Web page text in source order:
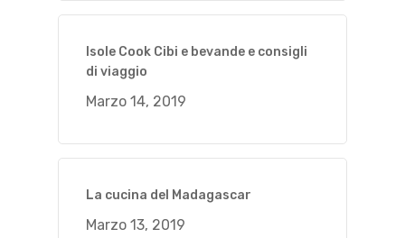
Isole Cook Cibi e bevande e consigli
di viaggio
Marzo 14, 2019
La cucina del Madagascar
Marzo 13, 2019